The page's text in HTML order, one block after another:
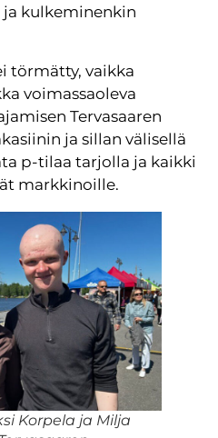
ja kulkeminenkin
törmätty, vaikka
voimassaoleva
Tervasaaren
ja sillan välisellä
p-tilaa tarjolla ja kaikki
markkinoille.
Korpela ja Milja